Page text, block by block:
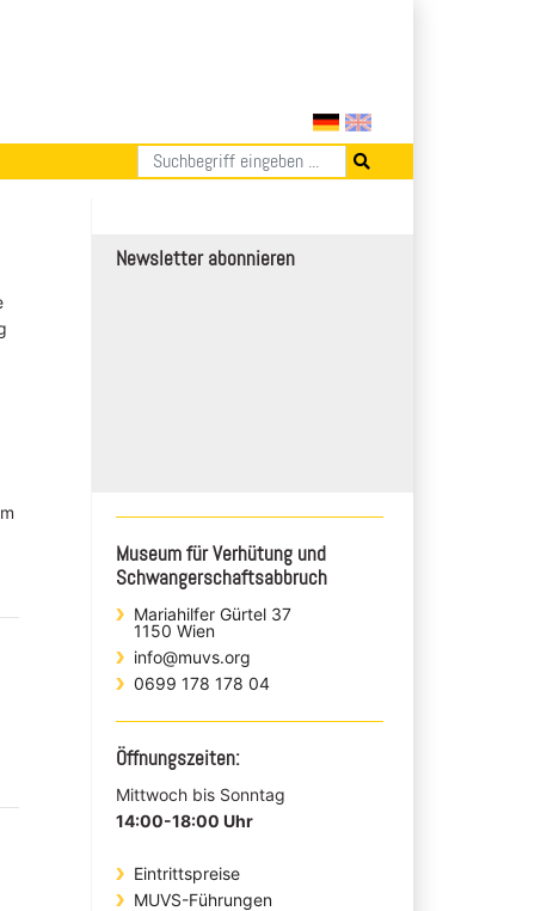
Newsletter abonnieren
Museum für Verhütung und
Schwangerschaftsabbruch
Mariahilfer Gürtel 37
1150 Wien
info@muvs.org
0699 178 178 04
Öffnungszeiten:
Mittwoch bis Sonntag
14:00-18:00 Uhr
Eintrittspreise
MUVS-Führungen